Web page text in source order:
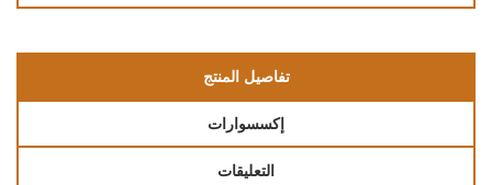
تفاصيل المنتج
إكسسوارات
التعليقات